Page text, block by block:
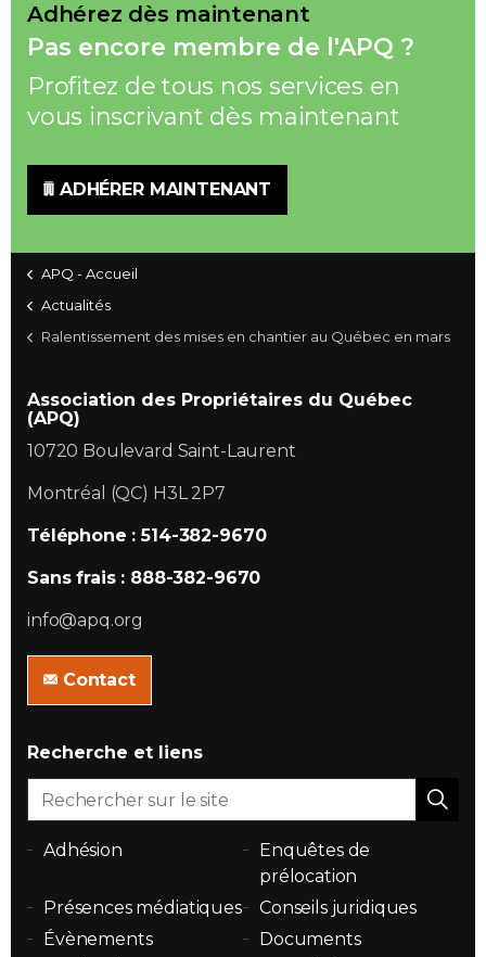
Adhérez dès maintenant
Pas encore membre de l'APQ ?
Profitez de tous nos services en
vous inscrivant dès maintenant
ADHÉRER MAINTENANT
APQ - Accueil
Actualités
Ralentissement des mises en chantier au Québec en mars
Association des Propriétaires du Québec
(APQ)
10720 Boulevard Saint-Laurent
Montréal (QC) H3L 2P7
Téléphone : 514-382-9670
Sans frais : 888-382-9670
info@apq.org
Contact
Recherche et liens
Adhésion
Enquêtes de
prélocation
Présences médiatiques
Conseils juridiques
Évènements
Documents